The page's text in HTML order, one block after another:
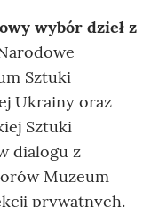
wybór dzieł z
Sztuki
Ukrainy oraz
Sztuki
dialogu z
Muzeum
prywatnych.